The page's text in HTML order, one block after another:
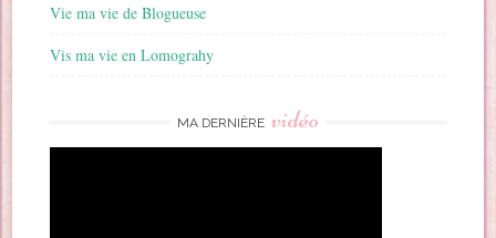
Vie ma vie de Blogueuse
Vis ma vie en Lomograhy
MA DERNIÈRE vidéo